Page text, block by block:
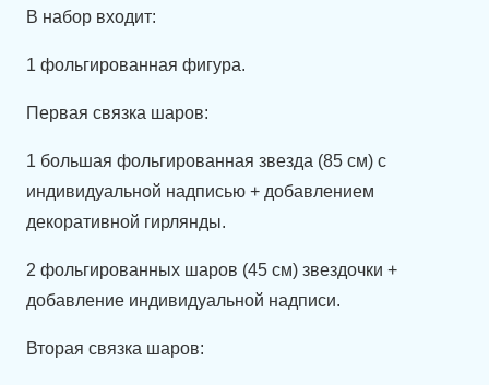
В набор входит:
1 фольгированная фигура.
Первая связка шаров:
1 большая фольгированная звезда (85 см) с
индивидуальной надписью + добавлением
декоративной гирлянды.
2 фольгированных шаров (45 см) звездочки +
добавление индивидуальной надписи.
Вторая связка шаров: